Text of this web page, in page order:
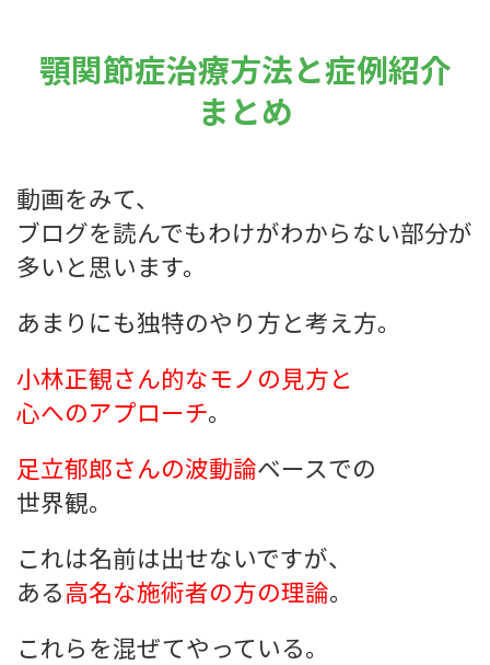
顎関節症治療方法と症例紹介
まとめ
動画をみて、
ブログを読んでもわけがわからない部分が
多いと思います。
あまりにも独特のやり方と考え方。
小林正観さん的なモノの見方と
心へのアプローチ。
足立郁郎さんの波動論ベースでの
世界観。
これは名前は出せないですが、
ある高名な施術者の方の理論。
これらを混ぜてやっている。